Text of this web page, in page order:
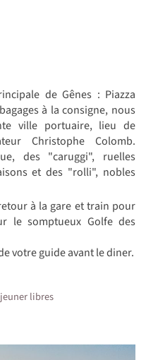
de Gênes : Piazza
à la consigne, nous
ville portuaire, lieu de
Christophe Colomb.
des "caruggi", ruelles
et des "rolli", nobles
à la gare et train pour
le somptueux Golfe des
votre guide avant le diner.
libres